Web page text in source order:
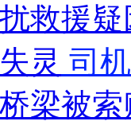
打脚踢
救援
灵 司机
梁被索